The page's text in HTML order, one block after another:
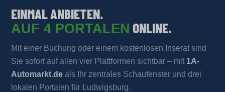
EINMAL ANBIETEN.
AUF 4 PORTALEN ONLINE.
Mit einer Buchung oder einem kostenlosen Inserat sind
Sie sofort auf allen vier Plattformen sichtbar – mit 1A-
Automarkt.de als Ihr zentrales Schaufenster und drei
lokalen Portalen für Ludwigsburg.